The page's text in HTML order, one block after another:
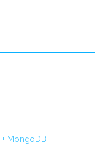
+ MongoDB